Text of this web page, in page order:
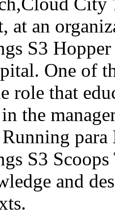
at an
S3
One of
role that
the
S3
and